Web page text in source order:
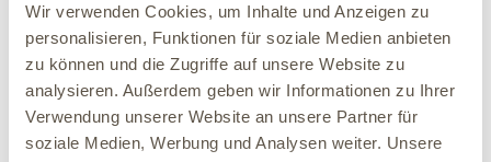
Wir verwenden Cookies, um Inhalte und Anzeigen zu
personalisieren, Funktionen für soziale Medien anbieten
zu können und die Zugriffe auf unsere Website zu
analysieren. Außerdem geben wir Informationen zu Ihrer
Verwendung unserer Website an unsere Partner für
soziale Medien, Werbung und Analysen weiter. Unsere
geben, bevor er bei Deinem Hund einen Zahn ziehen möchte.
Wie können Zahnprobleme schonend
behandelt werden?